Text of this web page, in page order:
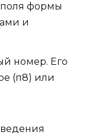
поля формы
и
номер. Его
(п8) или